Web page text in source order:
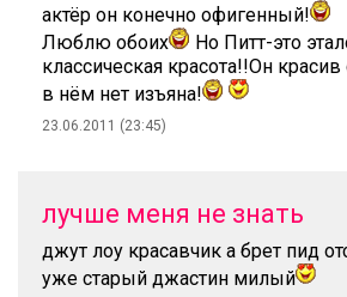
актёр он конечно офигенный!
Люблю обоих
Но Питт-это
классическая красота!!Он
в нём нет изъяна!
23.06.2011 (23:45)
лучше меня не знать
джут лоу красавчик а брет пид
уже старый джастин милый